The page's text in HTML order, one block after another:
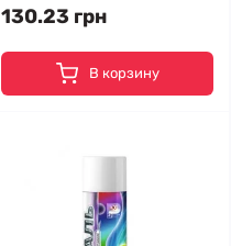
130.23 грн
В корзину